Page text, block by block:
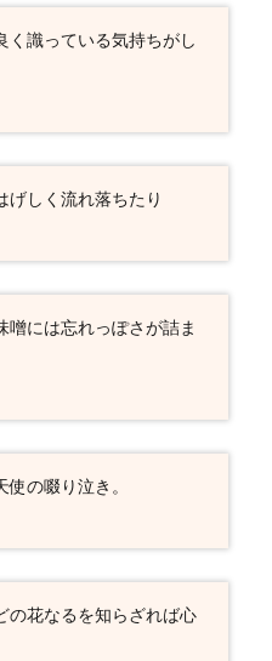
く識っている気持ちがし
げしく流れ落ちたり
噌には忘れっぽさが詰ま
の啜り泣き。
の花なるを知らざれば心